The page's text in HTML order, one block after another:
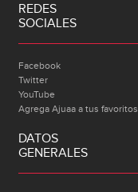
REDES
SOCIALES
Facebook
Twitter
YouTube
Agrega Ajuaa a tus favoritos
DATOS
GENERALES